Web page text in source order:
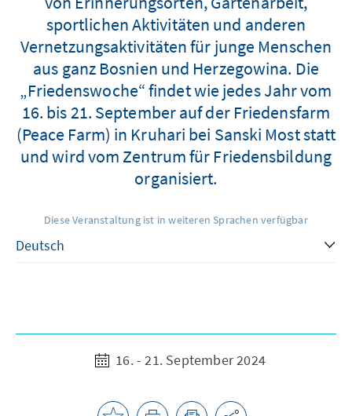
sportlichen Aktivitäten und anderen
Vernetzungsaktivitäten für junge Menschen
aus ganz Bosnien und Herzegowina. Die
„Friedenswoche“ findet wie jedes Jahr vom
16. bis 21. September auf der Friedensfarm
(Peace Farm) in Kruhari bei Sanski Most statt
und wird vom Zentrum für Friedensbildung
organisiert.
Diese Veranstaltung ist in weiteren Sprachen verfügbar
16. - 21. September 2024